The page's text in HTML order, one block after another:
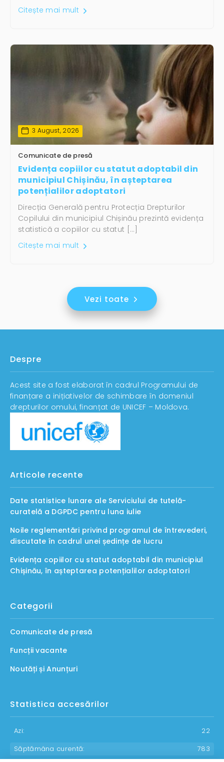
Citește mai mult
3 August, 2026
Comunicate de presă
Evidența copiilor cu statut adoptabil din
municipiul Chișinău, în așteptarea
potențialilor adoptatori
Direcția Generală pentru Protecția Drepturilor
Copilului din municipiul Chișinău prezintă evidența
statistică a copiilor cu statut […]
Citește mai mult
Vezi toate
Despre
Acest site a fost elaborat în cadrul Programului de
finanțare a inițiativelor de schimbare în domeniul
drepturilor omului, finanțat de UNICEF – Moldova.
Articole recente
Date statistice lunare ale Serviciului de tutelă-
curatelă a DGPDC pentru luna iulie
Noile reglementări privind programul de întrevederi,
discutate în cadrul unei ședințe de lucru
Evidența copiilor cu statut adoptabil din municipiul
Chișinău, în așteptarea potențialilor adoptatori
Categorii
Comunicate de presă
Funcții vacante
Noutăți și Anunțuri
Statistica accesărilor
Azi:
22
Săptămâna curentă:
783